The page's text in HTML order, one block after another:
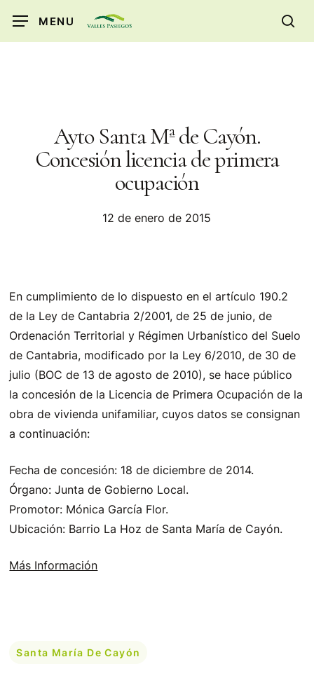
MENU
Ayto Santa Mª de Cayón.
Concesión licencia de primera
ocupación
12 de enero de 2015
En cumplimiento de lo dispuesto en el artículo 190.2
de la Ley de Cantabria 2/2001, de 25 de junio, de
Ordenación Territorial y Régimen Urbanístico del Suelo
de Cantabria, modificado por la Ley 6/2010, de 30 de
julio (BOC de 13 de agosto de 2010), se hace público
la concesión de la Licencia de Primera Ocupación de la
obra de vivienda unifamiliar, cuyos datos se consignan
a continuación:
Fecha de concesión: 18 de diciembre de 2014.
Órgano: Junta de Gobierno Local.
Promotor: Mónica García Flor.
Ubicación: Barrio La Hoz de Santa María de Cayón.
Más Información
Santa María De Cayón